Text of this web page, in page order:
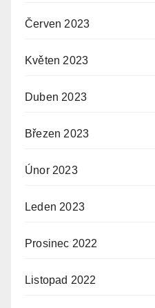
Červen 2023
Květen 2023
Duben 2023
Březen 2023
Únor 2023
Leden 2023
Prosinec 2022
Listopad 2022